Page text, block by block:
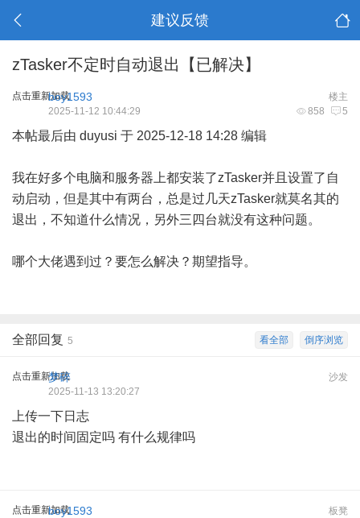
建议反馈
zTasker不定时自动退出【已解决】
点击重新加载 楼主
boy1593
858 5
2025-11-12 10:44:29
本帖最后由 duyusi 于 2025-12-18 14:28 编辑
我在好多个电脑和服务器上都安装了zTasker并且设置了自
动启动，但是其中有两台，总是过几天zTasker就莫名其的
退出，不知道什么情况，另外三四台就没有这种问题。
哪个大佬遇到过？要怎么解决？期望指导。
倒序浏览
看全部
全部回复 5
点击重新加载 沙发
梦碎
2025-11-13 13:20:27
上传一下日志
退出的时间固定吗 有什么规律吗
点击重新加载 板凳
boy1593